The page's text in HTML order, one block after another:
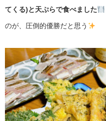
てくる)と天ぷらで食べました
のが、圧倒的優勝だと思う